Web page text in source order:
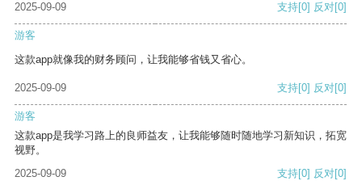
2025-09-09 支持[0] 反对[0]
游客
这款app就像我的财务顾问，让我能够省钱又省心。
2025-09-09 支持[0] 反对[0]
游客
这款app是我学习路上的良师益友，让我能够随时随地学习新知识，拓宽
视野。
2025-09-09
支持[0] 反对[0]